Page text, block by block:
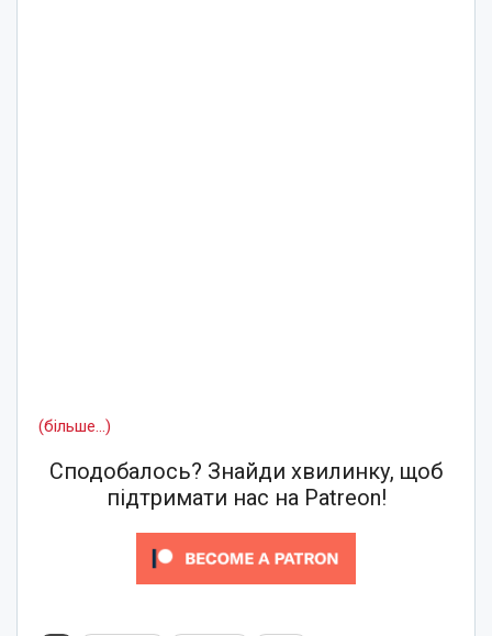
(більше…)
Сподобалось? Знайди хвилинку, щоб
підтримати нас на Patreon!